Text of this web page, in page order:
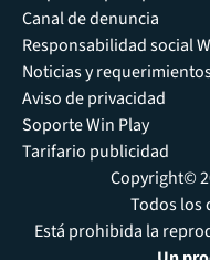
Canal de denuncia
Responsabilidad social
Noticias y
Aviso de privacidad
Soporte Win Play
Tarifario publicidad
Copyright©
Todos los
Está prohibida la